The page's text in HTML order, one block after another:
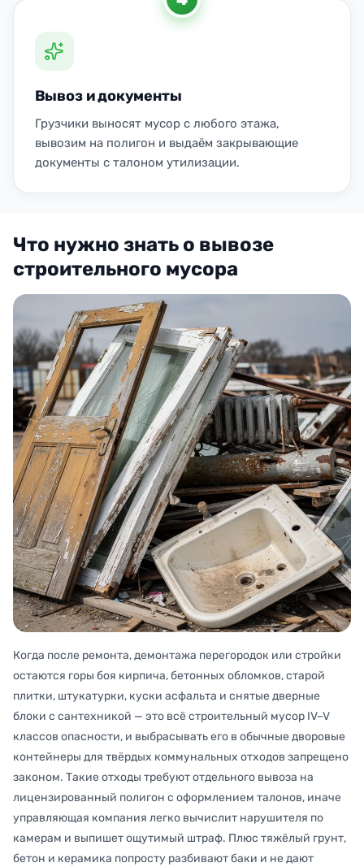
Вывоз и документы
Грузчики выносят мусор с любого этажа,
вывозим на полигон и выдаём закрывающие
документы с талоном утилизации.
Что нужно знать о вывозе
строительного мусора
Когда после ремонта, демонтажа перегородок или стройки
остаются горы боя кирпича, бетонных обломков, старой
плитки, штукатурки, куски асфальта и снятые дверные
блоки с сантехникой — это всё строительный мусор IV–V
классов опасности, и выбрасывать его в обычные дворовые
контейнеры для твёрдых коммунальных отходов запрещено
законом. Такие отходы требуют отдельного вывоза на
лицензированный полигон с оформлением талонов, иначе
управляющая компания легко вычислит нарушителя по
камерам и выпишет ощутимый штраф. Плюс тяжёлый грунт,
бетон и керамика попросту разбивают баки и не дают